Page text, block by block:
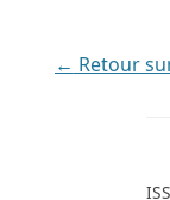
Navigation
← Retour